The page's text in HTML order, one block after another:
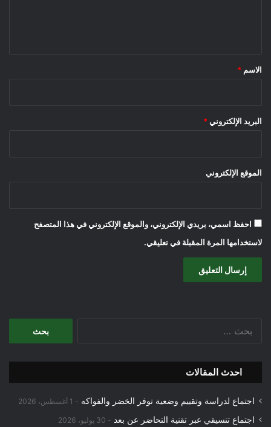
*
الاسم *
البريد الإلكتروني *
الموقع الإلكتروني
احفظ اسمي، بريدي الإلكتروني، والموقع الإلكتروني في هذا المتصفح
لاستخدامها المرة المقبلة في تعليقي.
احدث المقالات
اجتماع لدراسة وتقييم وضعية توفر الخضر والفواكه 1 أغسطس، 2026
اجتماع تنسيقي عبر تقنية التحاضر عن بعد 30 يوليو، 2026